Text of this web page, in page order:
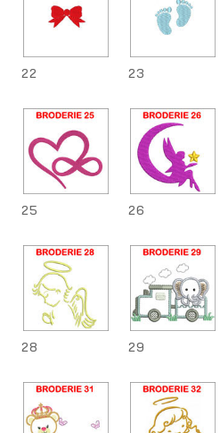
22 23
25 26
28 29